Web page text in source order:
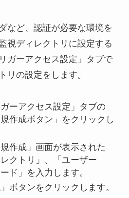
など、認証が必要な環境を
視ディレクトリに設定する
ガーアクセス設定」タブで
リの設定をします。
ガーアクセス設定」タブの
規作成ボタン」をクリックし
規作成」画面が表示された
クトリ」、「ユーザー
ド」を入力します。
ボタンをクリックします。